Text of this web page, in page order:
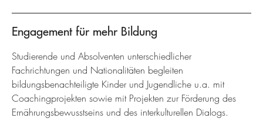
Engagement für mehr Bildung
Studierende und Absolventen unterschiedlicher
Fachrichtungen und Nationalitäten begleiten
bildungsbenachteiligte Kinder und Jugendliche u.a. mit
Coachingprojekten sowie mit Projekten zur Förderung des
Ernährungsbewusstseins und des interkulturellen Dialogs.